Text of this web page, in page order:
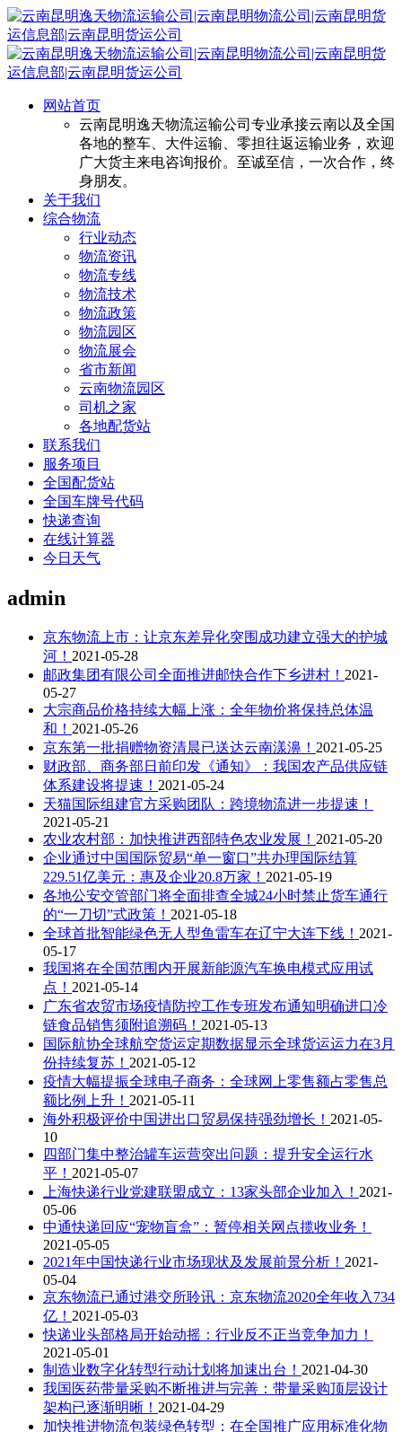
网站首页
云南昆明逸天物流运输公司专业承接云南以及全国
各地的整车、大件运输、零担往返运输业务，欢迎
广大货主来电咨询报价。至诚至信，一次合作，终
身朋友。
关于我们
综合物流
行业动态
物流资讯
物流专线
物流技术
物流政策
物流园区
物流展会
省市新闻
云南物流园区
司机之家
各地配货站
联系我们
服务项目
全国配货站
全国车牌号代码
快递查询
在线计算器
今日天气
admin
京东物流上市：让京东差异化突围成功建立强大的护城
河！ 2021-05-28
邮政集团有限公司全面推进邮快合作下乡进村！ 2021-
05-27
大宗商品价格持续大幅上涨：全年物价将保持总体温
和！ 2021-05-26
京东第一批捐赠物资清晨已送达云南漾濞！ 2021-05-25
财政部、商务部日前印发《通知》：我国农产品供应链
体系建设将提速！ 2021-05-24
天猫国际组建官方采购团队：跨境物流进一步提速！
2021-05-21
农业农村部：加快推进西部特色农业发展！ 2021-05-20
企业通过中国国际贸易“单一窗口”共办理国际结算
229.51亿美元：惠及企业20.8万家！ 2021-05-19
各地公安交管部门将全面排查全城24小时禁止货车通行
的“一刀切”式政策！ 2021-05-18
全球首批智能绿色无人型鱼雷车在辽宁大连下线！ 2021-
05-17
我国将在全国范围内开展新能源汽车换电模式应用试
点！ 2021-05-14
广东省农贸市场疫情防控工作专班发布通知明确进口冷
链食品销售须附追溯码！ 2021-05-13
国际航协全球航空货运定期数据显示全球货运运力在3月
份持续复苏！ 2021-05-12
疫情大幅提振全球电子商务：全球网上零售额占零售总
额比例上升！ 2021-05-11
海外积极评价中国进出口贸易保持强劲增长！ 2021-05-
10
四部门集中整治罐车运营突出问题：提升安全运行水
平！ 2021-05-07
上海快递行业党建联盟成立：13家头部企业加入！ 2021-
05-06
中通快递回应“宠物盲盒”：暂停相关网点揽收业务！
2021-05-05
2021年中国快递行业市场现状及发展前景分析！ 2021-
05-04
京东物流已通过港交所聆讯：京东物流2020全年收入734
亿！ 2021-05-03
快递业头部格局开始动摇：行业反不正当竞争加力！
2021-05-01
制造业数字化转型行动计划将加速出台！ 2021-04-30
我国医药带量采购不断推进与完善：带量采购顶层设计
架构已逐渐明晰！ 2021-04-29
加快推进物流包装绿色转型：在全国推广应用标准化物